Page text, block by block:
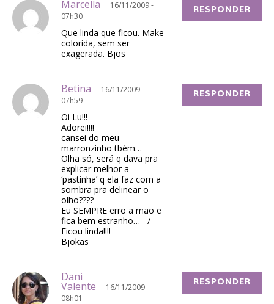
Marcella
16/11/2009 -
07h30
Que linda que ficou. Make
colorida, sem ser
exagerada. Bjos
RESPONDER
Betina
16/11/2009 -
07h59
Oi Lu!!!
Adorei!!!!
cansei do meu
marronzinho tbém…
Olha só, será q dava pra
explicar melhor a
‘pastinha’ q ela faz com a
sombra pra delinear o
olho????
Eu SEMPRE erro a mão e
fica bem estranho… =/
Ficou linda!!!!
Bjokas
RESPONDER
Dani
Valente
16/11/2009 -
08h01
RESPONDER